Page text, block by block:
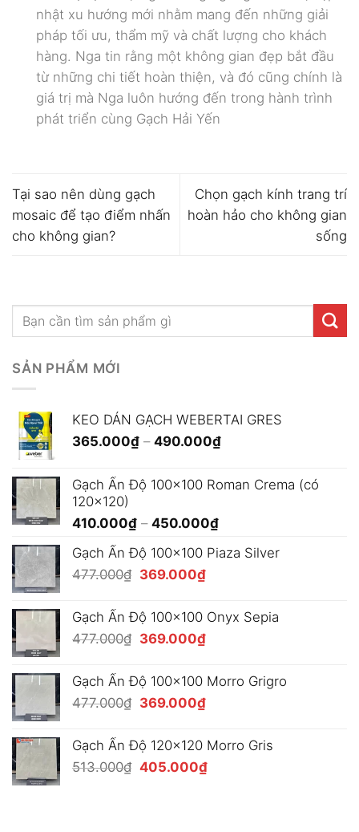
nhật xu hướng mới nhằm mang đến những giải
pháp tối ưu, thẩm mỹ và chất lượng cho khách
hàng. Nga tin rằng một không gian đẹp bắt đầu
từ những chi tiết hoàn thiện, và đó cũng chính là
giá trị mà Nga luôn hướng đến trong hành trình
phát triển cùng Gạch Hải Yến
Tại sao nên dùng gạch
mosaic để tạo điểm nhấn
cho không gian?
Chọn gạch kính trang trí
hoàn hảo cho không gian
sống
SẢN PHẨM MỚI
KEO DÁN GẠCH WEBERTAI GRES
365.000₫ – 490.000₫Khoảng
365.000₫
Gạch Ấn Độ 100x100 Roman Crema (có
120x120)
410.000₫ – 450.000₫Khoảng
từ
450.000₫
Gạch Ấn Độ 100x100 Piaza Silver
477.000₫ Giá
là:
477.000₫.
369.000₫Giá
tại
là:
Gạch Ấn Độ 100x100 Onyx Sepia
477.000₫ Giá
là:
477.000₫.
369.000₫Giá
tại
là:
Gạch Ấn Độ 100x100 Morro Grigro
477.000₫ Giá
là:
477.000₫.
369.000₫Giá
tại
là:
369.000₫.
Gạch Ấn Độ 120x120 Morro Gris
513.000₫ Giá
405.000₫Giá